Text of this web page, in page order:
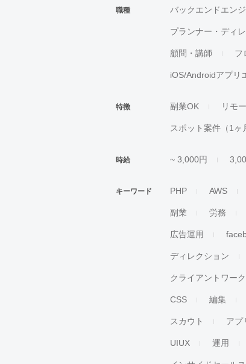
職種 バックエンドエン
プランナー・ディ
顧問・講師 フ
iOS/Androidアプリ
特徴 副業OK リモ
スポット案件（1ヶ
時給 ~ 3,000円
キーワード PHP AWS
副業 労務
広告運用
ディレクション
クライアントワーク
CSS 編集
スカウト アプ
UIUX 運用